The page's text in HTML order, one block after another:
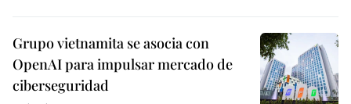
Grupo vietnamita se asocia con
OpenAI para impulsar mercado de
ciberseguridad